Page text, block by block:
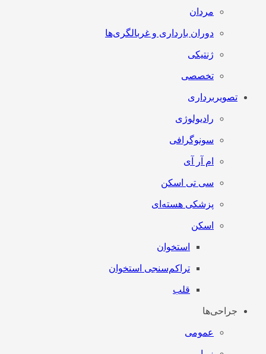
مردان
دوران بارداری و غربالگری‌ها
ژنتیکی
تخصصی
تصویربرداری
رادیولوژی
سونوگرافی
ام آر آی
سی تی اسکن
پزشکی هسته‌ای
اسکن
استخوان
تراکم‌سنجی استخوان
قلب
جراحی‌ها
عمومی